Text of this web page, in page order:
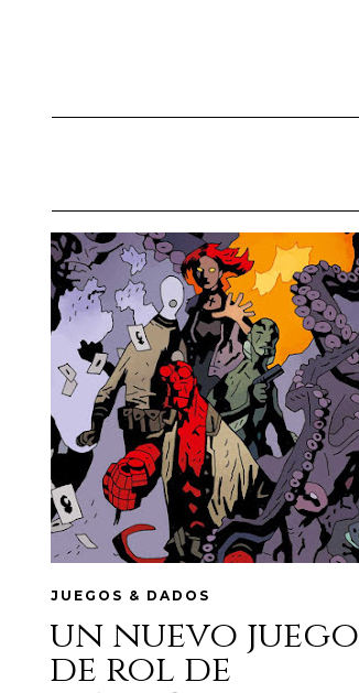
JUEGOS & DADOS
un nuevo juego
de rol de